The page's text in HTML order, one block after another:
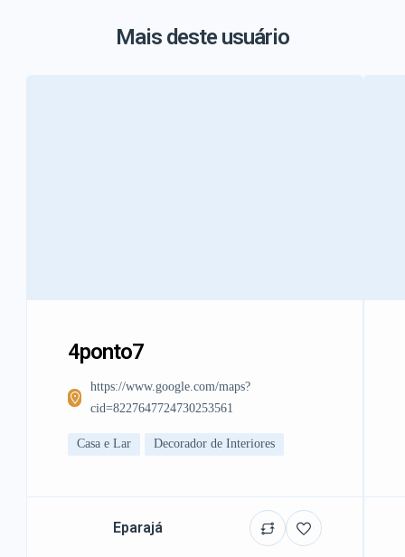
Mais deste usuário
4ponto7
https://www.google.com/maps?
cid=8227647724730253561
Casa e Lar Decorador de Interiores
Eparajá